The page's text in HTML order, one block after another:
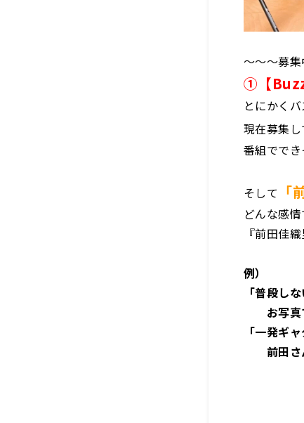
〜〜〜募
①【
とにかく
現在募集
番組でで
そして 「
どんな感
『前田佳
例）
「普段し
お写真
「一発ギ
前田さ